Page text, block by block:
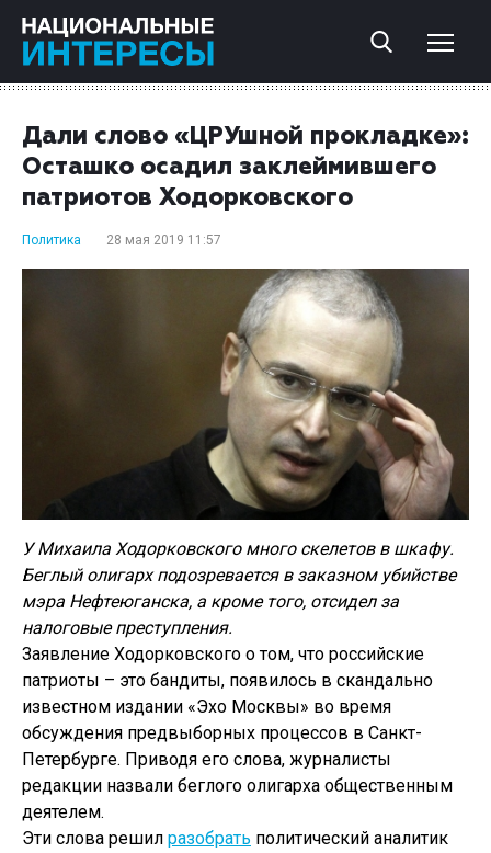
Дали слово «ЦРУшной прокладке»:
Осташко осадил заклеймившего
патриотов Ходорковского
Политика 28 мая 2019 11:57
У Михаила Ходорковского много скелетов в шкафу.
Беглый олигарх подозревается в заказном убийстве
мэра Нефтеюганска, а кроме того, отсидел за
налоговые преступления.
Заявление Ходорковского о том, что российские
патриоты – это бандиты, появилось в скандально
известном издании «Эхо Москвы» во время
обсуждения предвыборных процессов в Санкт-
Петербурге. Приводя его слова, журналисты
редакции назвали беглого олигарха общественным
деятелем.
Эти слова решил разобрать политический аналитик